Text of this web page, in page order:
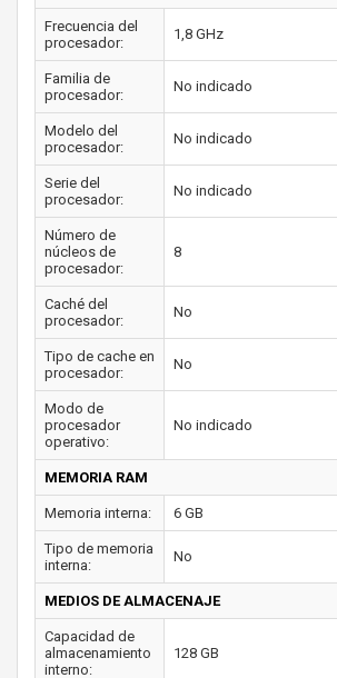
Frecuencia del
procesador:
1,8 GHz
Familia de
procesador:
No indicado
Modelo del
procesador:
No indicado
Serie del
procesador:
No indicado
Número de
núcleos de
procesador:
8
Caché del
procesador:
No
Tipo de cache en
procesador:
No
Modo de
procesador
operativo:
No indicado
MEMORIA RAM
Memoria interna: 6 GB
Tipo de memoria
interna:
No
MEDIOS DE ALMACENAJE
Capacidad de
almacenamiento
interno:
128 GB